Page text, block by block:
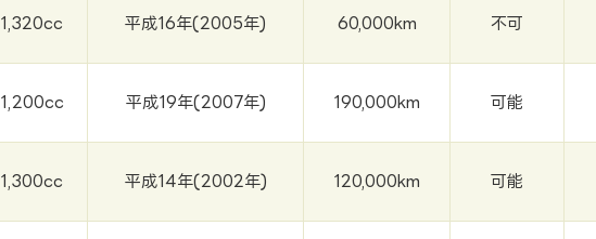
1,320cc 平成16年(2005年) 60,000km 不可
1,200cc 平成19年(2007年) 190,000km 可能
1,300cc 平成14年(2002年) 120,000km 可能